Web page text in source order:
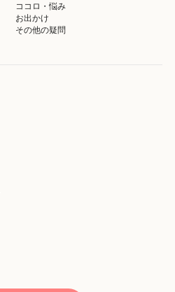
ココロ・悩み
お出かけ
その他の疑問